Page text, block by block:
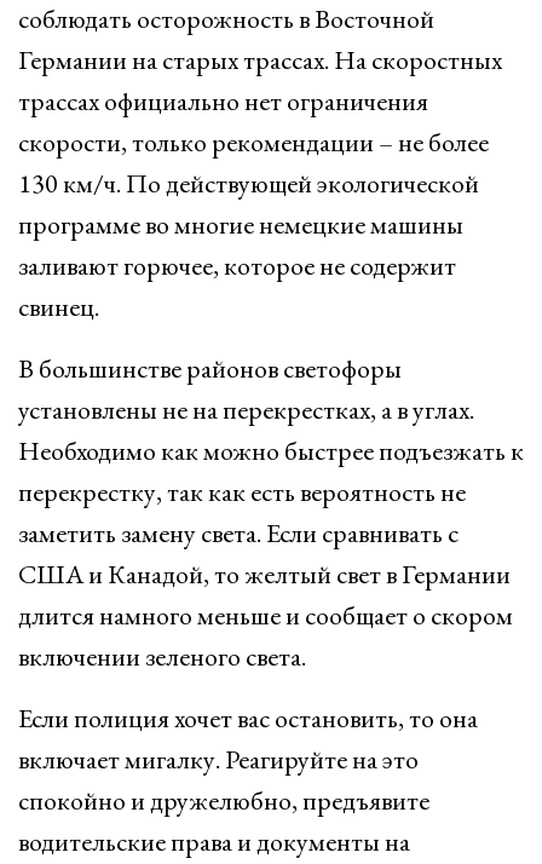
соблюдать осторожность в Восточной
Германии на старых трассах. На скоростных
трассах официально нет ограничения
скорости, только рекомендации – не более
130 км/ч. По действующей экологической
программе во многие немецкие машины
заливают горючее, которое не содержит
свинец.
В большинстве районов светофоры
установлены не на перекрестках, а в углах.
Необходимо как можно быстрее подъезжать к
перекрестку, так как есть вероятность не
заметить замену света. Если сравнивать с
США и Канадой, то желтый свет в Германии
длится намного меньше и сообщает о скором
включении зеленого света.
Если полиция хочет вас остановить, то она
включает мигалку. Реагируйте на это
спокойно и дружелюбно, предъявите
водительские права и документы на